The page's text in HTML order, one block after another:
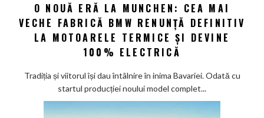
noi
O
nouă
eră
O NOUĂ ERĂ LA MUNCHEN: CEA MAI
VECHE FABRICĂ BMW RENUNȚĂ DEFINITIV
LA MOTOARELE TERMICE ȘI DEVINE
100% ELECTRICĂ
Tradiția și viitorul își dau întâlnire în inima Bavariei. Odată cu
startul producției noului model complet...